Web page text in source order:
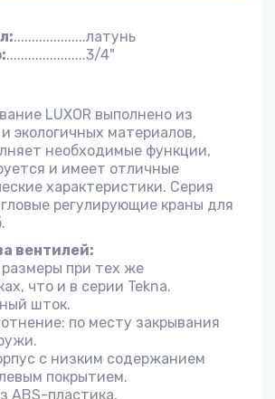
....................латунь
......................3/4"
LUXOR выполнено из
экологичных материалов,
необходимые функции,
и имеет отличные
характеристики. Серия
регулирующие краны для
вентилей:
при тех же
что и в серии Tekna.
шток.
по месту закрывания
с низким содержанием
покрытием.
ABS-пластика.